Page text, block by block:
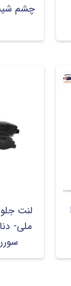
چشم
لنت
ملی-
سورن